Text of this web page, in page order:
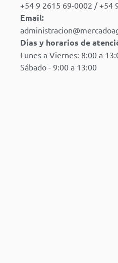
+54 9 2615 69-0002 / +54
Email:
Días y horarios de
Lunes a Viernes: 8:00 a
Sábado - 9:00 a 13:00